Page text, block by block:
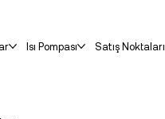
Isı Pompası Satış Noktaları